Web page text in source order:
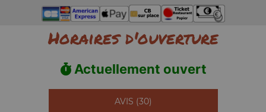
Horaires d'ouverture
Actuellement ouvert
AVIS (30)